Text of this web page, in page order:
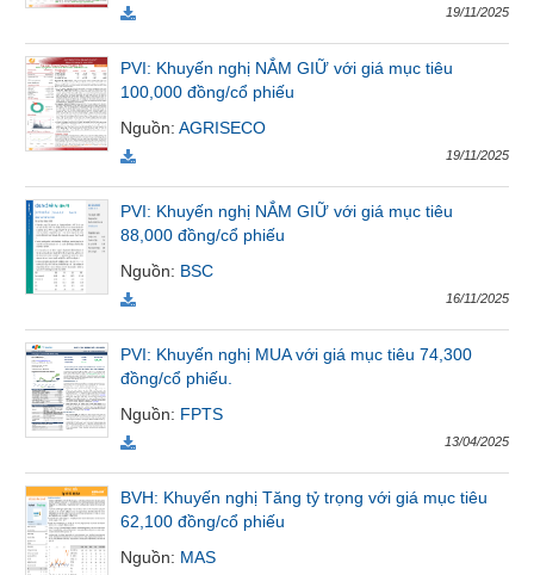
19/11/2025
PVI: Khuyến nghị NẮM GIỮ với giá mục tiêu
100,000 đồng/cổ phiếu
Nguồn:AGRISECO
19/11/2025
PVI: Khuyến nghị NẮM GIỮ với giá mục tiêu
88,000 đồng/cổ phiếu
Nguồn: BSC
16/11/2025
PVI: Khuyến nghị MUA với giá mục tiêu 74,300
đồng/cổ phiếu.
Nguồn: FPTS
13/04/2025
BVH: Khuyến nghị Tăng tỷ trọng với giá mục tiêu
62,100 đồng/cổ phiếu
Nguồn: MAS
Lãnh
đạo
(-)
Tất cả Người nội bộ Người liên quan Cổ đông lớn
Tin
tức
(-)
Bài
viết
của
tác
(-)
Báo